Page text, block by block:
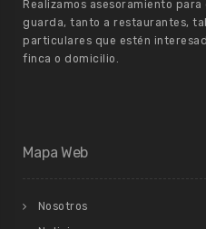
Realizamos asesoramiento
guarda, tanto a restaurantes,
particulares que estén
finca o domicilio.
Mapa Web
Nosotros